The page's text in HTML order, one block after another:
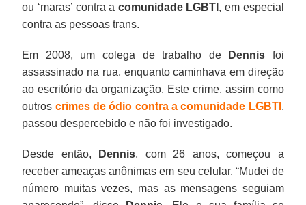
ou ‘maras’ contra a comunidade LGBTI , em especial
contra as pessoas trans.
Em 2008, um colega de trabalho de Dennis foi
assassinado na rua, enquanto caminhava em direção
ao escritório da organização. Este crime, assim como
outros crimes de ódio contra a comunidade LGBTI ,
passou despercebido e não foi investigado.
Desde então, Dennis, com 26 anos, começou a
receber ameaças anônimas em seu celular. “Mudei de
número muitas vezes, mas as mensagens seguiam